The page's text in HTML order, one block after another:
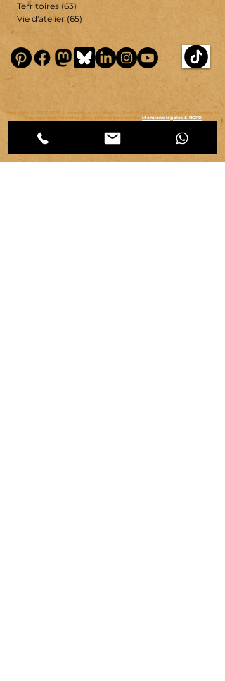
Territoires (63)
Vie d'atelier (65)
copyright © 2007-2026
| véronique chambeau | Tous droits réservés–Contenus protégés–
Reproduction interdite sans autorisation écrite.Mentions légales & RGPD